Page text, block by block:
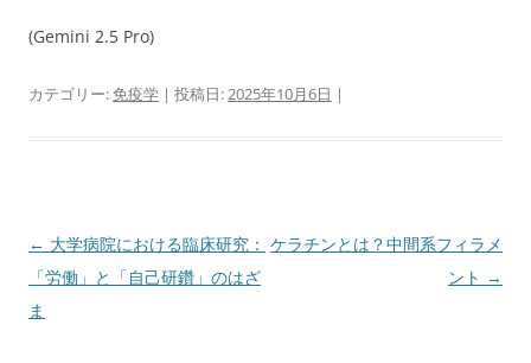
(Gemini 2.5 Pro)
カテゴリー:免疫学 | 投稿日:2025年10月6日 |
投
稿
ナ
← 大学病院における臨床研究：
「労働」と「自己研鑽」のはざ
ま
ケラチンとは？中間系フィラメ
ント →